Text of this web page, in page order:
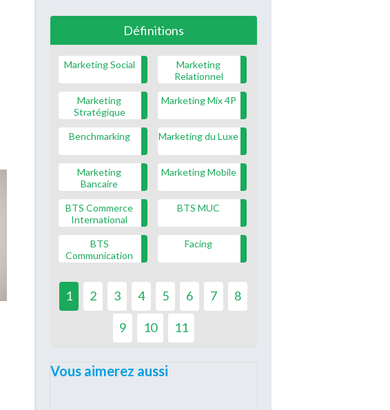
Définitions
Marketing Social
Marketing
Relationnel
Marketing
Stratégique
Marketing Mix 4P
Benchmarking Marketing du Luxe
Marketing
Bancaire
Marketing Mobile
BTS Commerce
International
BTS MUC
BTS
Communication
Facing
1 2 3 4 5 6 7 8
9 10 11
Vous aimerez aussi